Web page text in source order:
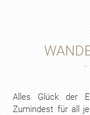
Alles Glück der
Zumindest für all